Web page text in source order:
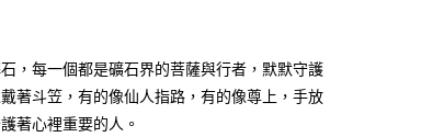
，每一個都是礦石界的菩薩與行者，默默守護
著斗笠，有的像仙人指路，有的像尊上，手放
著心裡重要的人。